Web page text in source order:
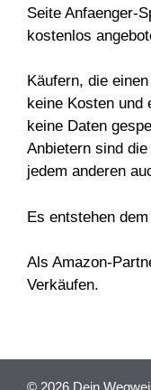
Seite Anfaenger-
kostenlos
Käufern, die
keine Kosten und
keine Daten
Anbietern sind
jedem anderen
Es entstehen
Als Amazon-
Verkäufen.
© 2026 Dein